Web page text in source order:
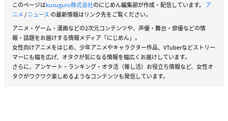
このページはkusuguru株式会社のにじめん編集部が作成・配信しています。 ア
ニメ/ニュース の最新情報はリンク先をご覧ください。
アニメ・ゲーム・漫画などの2次元コンテンツや、声優・舞台・俳優などの情
報・話題をお届けする情報メディア「にじめん」。
女性向けアニメをはじめ、少年アニメやキャラクター作品、VTuberなどストリー
マーにも幅を広げ、オタクが気になる情報を幅広くお届けしています。
さらに、アンケート・ランキング・オタ活（推し活）お役立ち情報など、女性オ
タクがワクワク楽しめるようなコンテンツも発信しています。